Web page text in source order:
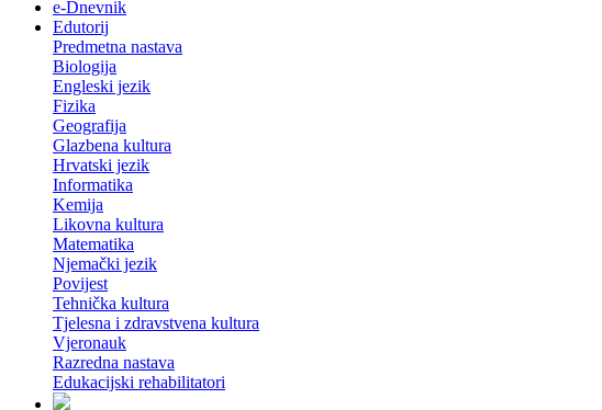
e-Dnevnik
Edutorij
Predmetna nastava
Biologija
Engleski jezik
Fizika
Geografija
Glazbena kultura
Hrvatski jezik
Informatika
Kemija
Likovna kultura
Matematika
Njemački jezik
Povijest
Tehnička kultura
Tjelesna i zdravstvena kultura
Vjeronauk
Razredna nastava
Edukacijski rehabilitatori